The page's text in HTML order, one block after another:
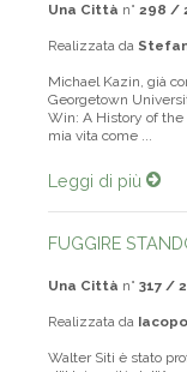
Una Città n° 298 /
Realizzata da
Michael Kazin, già
Georgetown
Win: A History of the
mia vita come ...
Leggi di più
FUGGIRE
Una Città n° 317 /
Realizzata da
Walter Siti è stato